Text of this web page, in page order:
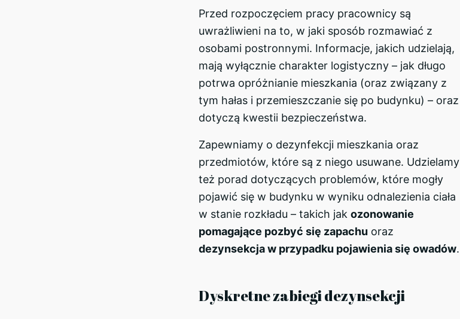
Przed rozpoczęciem pracy pracownicy są
uwrażliwieni na to, w jaki sposób rozmawiać z
osobami postronnymi. Informacje, jakich udzielają,
mają wyłącznie charakter logistyczny – jak długo
potrwa opróżnianie mieszkania (oraz związany z
tym hałas i przemieszczanie się po budynku) – oraz
dotyczą kwestii bezpieczeństwa.
Zapewniamy o dezynfekcji mieszkania oraz
przedmiotów, które są z niego usuwane. Udzielamy
też porad dotyczących problemów, które mogły
pojawić się w budynku w wyniku odnalezienia ciała
w stanie rozkładu – takich jak ozonowanie
pomagające pozbyć się zapachu oraz
dezynsekcja w przypadku pojawienia się owadów.
Dyskretne zabiegi dezynsekcji